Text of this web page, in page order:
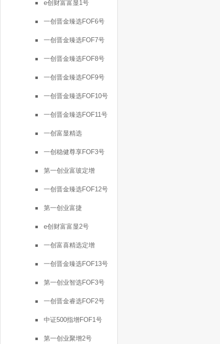
e创财富富显1号
一创晋金臻选FOF6号
一创晋金臻选FOF7号
一创晋金臻选FOF8号
一创晋金臻选FOF9号
一创晋金臻选FOF10号
一创晋金臻选FOF11号
一创富显精选
一创稳健尊享FOF3号
第一创业富玻定增
一创晋金臻选FOF12号
第一创业富捷
e创财富富显2号
一创富喜精选定增
一创晋金臻选FOF13号
第一创业智选FOF3号
一创晋金睿选FOF2号
中证500指增FOF1号
第一创业聚增2号